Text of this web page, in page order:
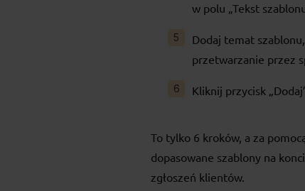
w polu „Tekst
Dodaj temat
przetwarzanie przez
Kliknij przycisk
To tylko 6 kroków, a za
dopasowane szablony na
zgłoszeń klientów.